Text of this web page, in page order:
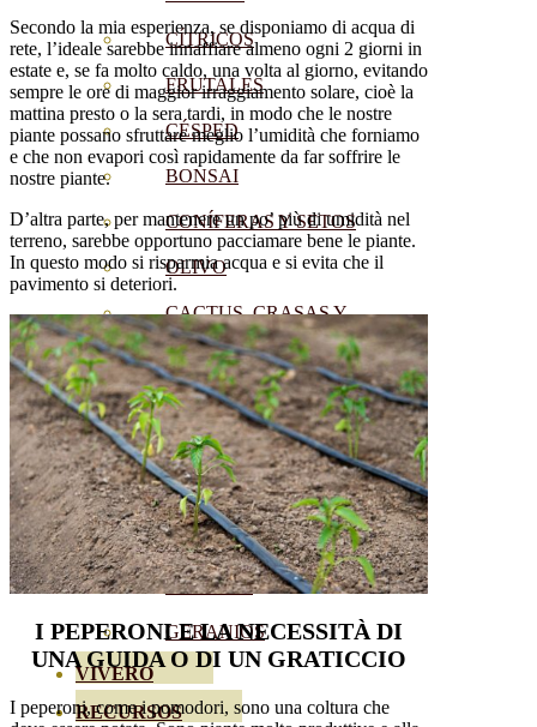
CÍTRICOS
FRUTALES
CÉSPED
BONSAI
CONÍFERAS Y SETOS
OLIVO
CACTUS, CRASAS Y
SUCULENTAS
PLANTAS DE INTERIOR
ORQUIDEAS
ORNAMENTALES
HORTENSIAS
ROSALES
GERANIOS
VIVERO
RECURSOS
Secondo la mia esperienza, se disponiamo di acqua di
rete, l’ideale sarebbe innaffiare almeno ogni 2 giorni in
estate e, se fa molto caldo, una volta al giorno, evitando
sempre le ore di maggior irraggiamento solare, cioè la
mattina presto o la sera tardi, in modo che le nostre
piante possano sfruttare meglio l’umidità che forniamo
e che non evapori così rapidamente da far soffrire le
nostre piante.
D’altra parte, per mantenere un po’ più di umidità nel
terreno, sarebbe opportuno pacciamare bene le piante.
In questo modo si risparmia acqua e si evita che il
pavimento si deteriori.
I PEPERONI E LA NECESSITÀ DI
UNA GUIDA O DI UN GRATICCIO
I peperoni, come i pomodori, sono una coltura che